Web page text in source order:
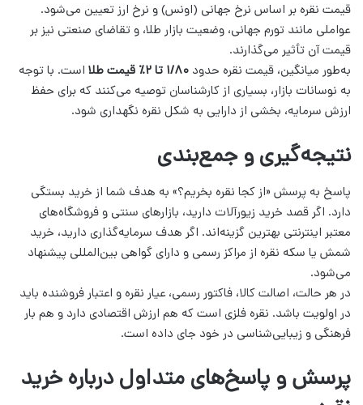
قیمت نقره بر اساس نرخ جهانی (اونس) و نرخ ارز تعیین می‌شود.
عواملی مانند تورم جهانی، وضعیت بازار طلا، و تقاضای صنعتی نیز بر
قیمت آن تأثیر می‌گذارند.
به‌طور میانگین، قیمت نقره حدود ۱/۸۰ تا ۲٪ قیمت طلا
است. با توجه
به نوسانات بازار، بسیاری از کارشناسان توصیه می‌کنند که برای حفظ
ارزش سرمایه، بخشی از دارایی به شکل نقره نگهداری شود.
نتیجه‌گیری و جمع‌بندی
پاسخ به پرسش «از کجا نقره بخریم؟» به هدف شما از خرید بستگی
دارد. اگر قصد خرید زیورآلات دارید، بازارهای سنتی و فروشگاه‌های
معتبر اینترنتی بهترین گزینه‌اند. اگر هدف سرمایه‌گذاری دارید، خرید
شمش یا سکه نقره از مراکز رسمی و دارای گواهی بین‌المللی پیشنهاد
می‌شود.
در هر حالت، اصالت کالا، فاکتور رسمی، عیار نقره و اعتبار فروشنده باید
در اولویت باشد. نقره فلزی است که هم ارزش اقتصادی دارد و هم بار
فرهنگی و زیبایی‌شناسی در خود جای داده است.
پرسش و پاسخ‌های متداول درباره خرید